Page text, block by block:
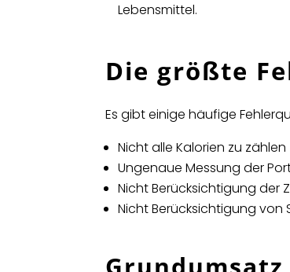
Lebensmittel.
Die größte
Es gibt einige häufige
Nicht alle Kalorien zu zählen
Ungenaue Messung der
Nicht Berücksichtigung der
Nicht Berücksichtigung von